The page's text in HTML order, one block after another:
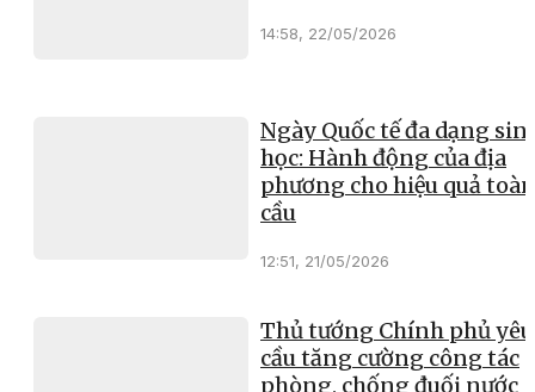
14:58, 22/05/2026
Ngày Quốc tế đa dạng
học: Hành động của địa
phương cho hiệu quả toàn
cầu
12:51, 21/05/2026
Thủ tướng Chính phủ yêu
cầu tăng cường công tác
phòng, chống đuối nước